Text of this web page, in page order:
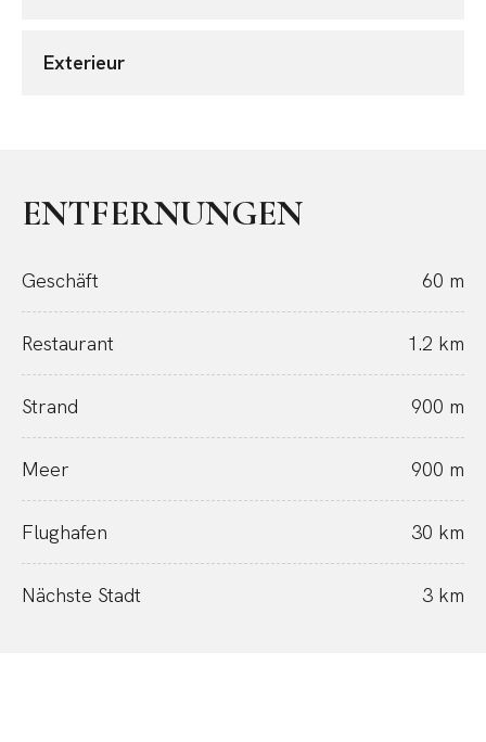
Exterieur
ENTFERNUNGEN
Geschäft 60 m
Restaurant 1.2 km
Strand 900 m
Meer 900 m
Flughafen 30 km
Nächste Stadt 3 km